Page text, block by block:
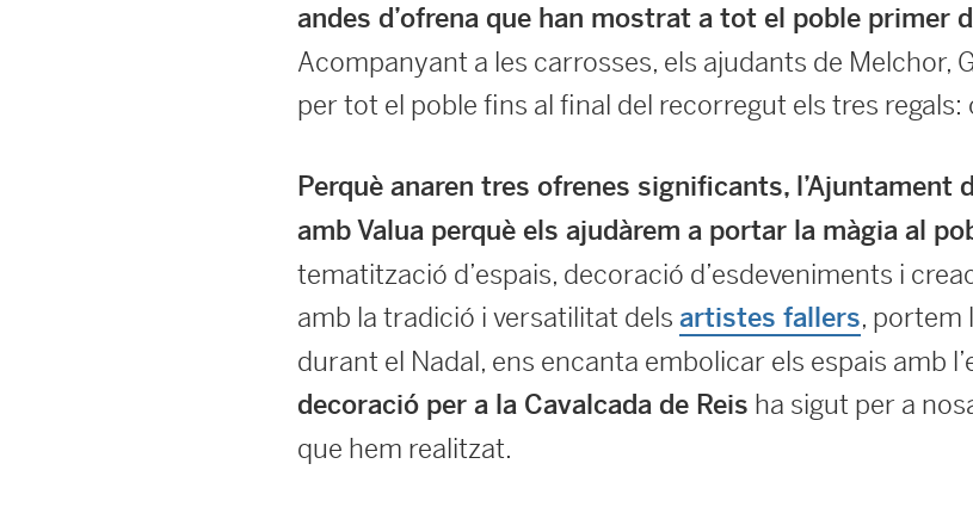
andes d’ofrena que han mostrat a tot el poble primer
Acompanyant a les carrosses, els ajudants de Melchor,
per tot el poble fins al final del recorregut els tres regals:
Perquè anaren tres ofrenes significants, l’Ajuntament
amb Valua perquè els ajudàrem a portar la màgia al
tematització d’espais, decoració d’esdeveniments i
amb la tradició i versatilitat dels artistes fallers, portem
durant el Nadal, ens encanta embolicar els espais amb
decoració per a la Cavalcada de Reis ha sigut per a
que hem realitzat.